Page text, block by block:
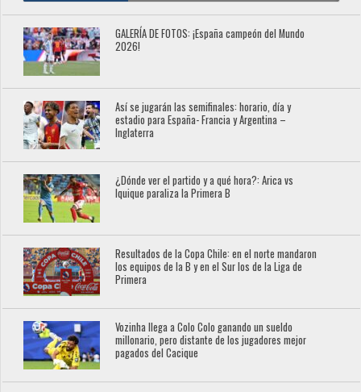
GALERÍA DE FOTOS: ¡España campeón del Mundo
2026!
Así se jugarán las semifinales: horario, día y
estadio para España- Francia y Argentina –
Inglaterra
¿Dónde ver el partido y a qué hora?: Arica vs
Iquique paraliza la Primera B
Resultados de la Copa Chile: en el norte mandaron
los equipos de la B y en el Sur los de la Liga de
Primera
Vozinha llega a Colo Colo ganando un sueldo
millonario, pero distante de los jugadores mejor
pagados del Cacique